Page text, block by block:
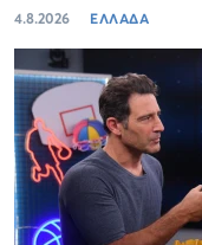
4.8.2026 ΕΛΛΑΔΑ